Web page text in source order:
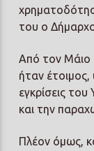
του ο
Από τον Μάιο
ήταν έτοιμος,
εγκρίσεις
και την
Πλέον όμως,